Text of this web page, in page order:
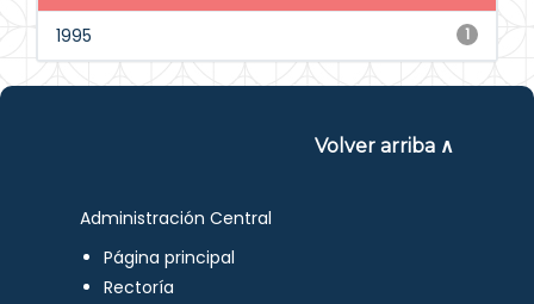
1
1995
Volver arriba ∧
Administración Central
Página principal
Rectoría